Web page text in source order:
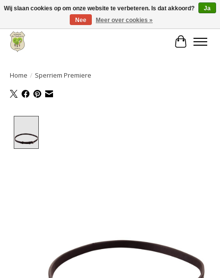
Grote keuze aan producten en snelle verzending!
Home / Sperriem Premiere
Wij slaan cookies op om onze website te verbeteren. Is dat akkoord?
Ja
Nee
Meer over cookies »